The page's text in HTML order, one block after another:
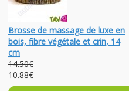
Brosse de massage de luxe en
bois, fibre végétale et crin, 14
cm
14.50€
10.88€